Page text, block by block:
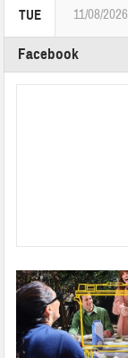
TUE 11/08/2026
Facebook